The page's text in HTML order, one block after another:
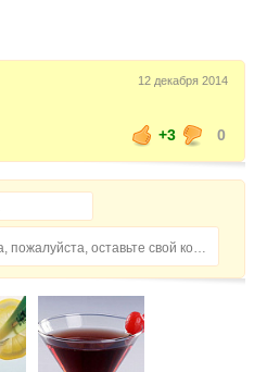
12 декабря 2014
+3
0
Домохозяйка, пожалуйста, оставьте свой комментарий...